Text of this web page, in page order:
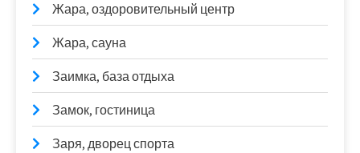
Жара, оздоровительный центр
Жара, сауна
Заимка, база отдыха
Замок, гостиница
Заря, дворец спорта